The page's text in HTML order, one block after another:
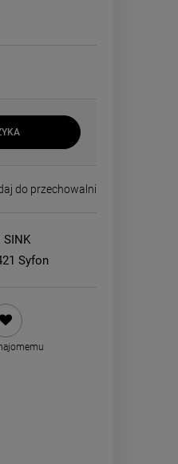
do przechowalni
SINK
Syfon